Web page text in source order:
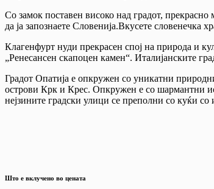
Со замок поставен високо над градот,
да ја запознаете Словенија.Вкусете словенечка
Клагенфурт нуди прекрасен спој на природа и
„Ренесансен скапоцен камен“. Италијанските
Градот Опатија е опкружен со уникатни
острови Крк и Крес. Опкружен е со шармантни
нејзините градски улици се преполни со куќи
Што е вклучено во цената